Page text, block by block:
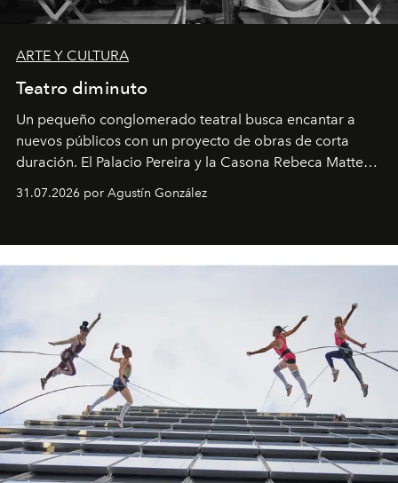
ARTE Y CULTURA
Teatro diminuto
Un pequeño conglomerado teatral busca encantar a
nuevos públicos con un proyecto de obras de corta
duración. El Palacio Pereira y la Casona Rebeca Matte
son algunos de los lugares que han albergado estas
miniobras. Sus puestas en escena son limpias; ponen el
31.07.2026 por Agustín González